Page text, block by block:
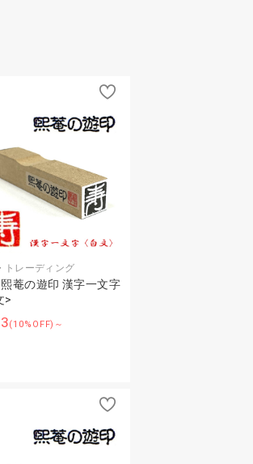
トレーディング
菴の遊印 漢字一文字
>
(10%OFF)～